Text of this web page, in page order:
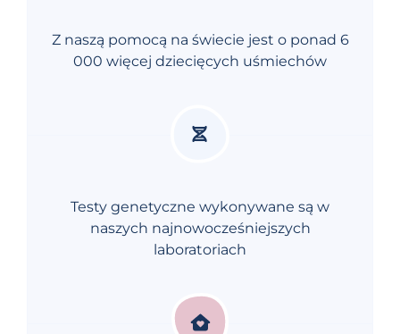
Z naszą pomocą na świecie jest o ponad 6
000 więcej dziecięcych uśmiechów
Testy genetyczne wykonywane są w
naszych najnowocześniejszych
laboratoriach